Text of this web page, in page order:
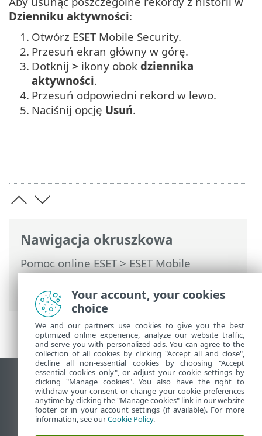
Nawigacja okruszkowa
Pomoc online ESET>ESET Mobile
Security>Praca z ESET Mobile Security >
Dziennik aktywności
Dzienniku aktywności:
1. Otwórz ESET Mobile Security.
2. Przesuń ekran główny w górę.
3. Dotknij > ikony obok dziennika
aktywności.
4. Przesuń odpowiedni rekord w lewo.
5. Naciśnij opcję Usuń.
Wyświetl witrynę internetową dla
komputerów
End of Life
Baza wiedzy ESET
Your account, your cookies
choice
We and our partners use cookies to give you the best
optimized online experience, analyze our website traffic,
and serve you with personalized ads. You can agree to the
collection of all cookies by clicking "Accept all and close",
decline all non-essential cookies by choosing "Accept
essential cookies only", or adjust your cookie settings by
clicking "Manage cookies". You also have the right to
withdraw your consent or change your cookie preferences
anytime by clicking the "Manage cookies" link in our website
footer or in your account settings (if available). For more
information, see ourCookie Policy.